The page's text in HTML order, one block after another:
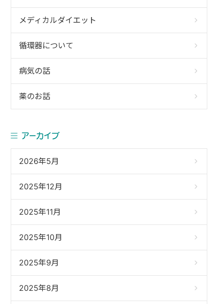
メディカルダイエット
循環器について
病気の話
薬のお話
アーカイブ
2026年5月
2025年12月
2025年11月
2025年10月
2025年9月
2025年8月